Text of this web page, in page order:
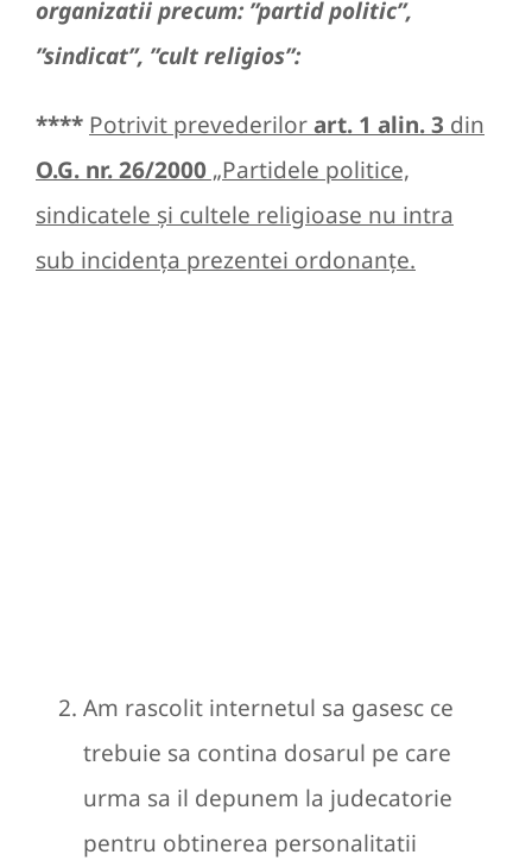
organizatii precum: ”partid politic”,
”sindicat”, ”cult religios”:
**** Potrivit prevederilorart. 1 alin. 3 din
O.G. nr. 26/2000 „Partidele politice,
sindicatele şi cultele religioase nu intra
sub incidenţa prezentei ordonanţe.
Am rascolit internetul sa gasesc ce
trebuie sa contina dosarul pe care
urma sa il depunem la judecatorie
pentru obtinerea personalitatii